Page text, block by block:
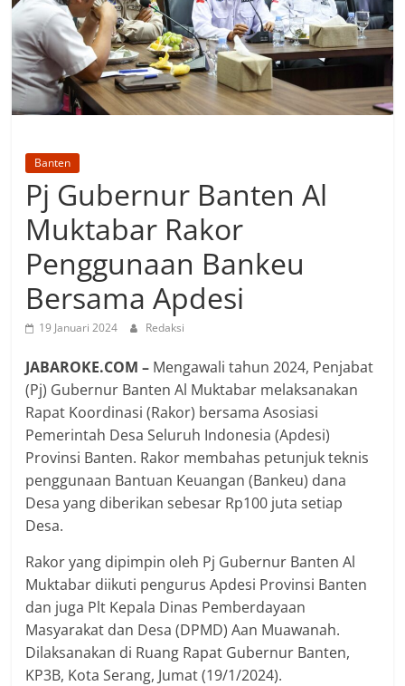
Banten
Pj Gubernur Banten Al
Muktabar Rakor
Penggunaan Bankeu
Bersama Apdesi
19 Januari 2024 Redaksi
JABAROKE.COM – Mengawali tahun 2024, Penjabat
(Pj) Gubernur Banten Al Muktabar melaksanakan
Rapat Koordinasi (Rakor) bersama Asosiasi
Pemerintah Desa Seluruh Indonesia (Apdesi)
Provinsi Banten. Rakor membahas petunjuk teknis
penggunaan Bantuan Keuangan (Bankeu) dana
Desa yang diberikan sebesar Rp100 juta setiap
Desa.
Rakor yang dipimpin oleh Pj Gubernur Banten Al
Muktabar diikuti pengurus Apdesi Provinsi Banten
dan juga Plt Kepala Dinas Pemberdayaan
Masyarakat dan Desa (DPMD) Aan Muawanah.
Dilaksanakan di Ruang Rapat Gubernur Banten,
KP3B, Kota Serang, Jumat (19/1/2024).